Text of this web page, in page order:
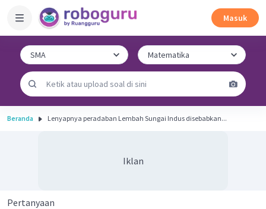
Masuk
Beranda Lenyapnya peradaban Lembah Sungai Indus disebabkan...
Iklan
Pertanyaan